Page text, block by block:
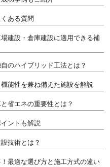
ある質問
建設・倉庫建設に適用できる補
のハイブリッド工法とは？
能性を兼ね備えた施設を解説
省エネの重要性とは？
ントも解説
技術とは？
最適な選び方と施工方式の違い